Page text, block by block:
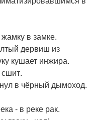
в замке.
дервиш из
кушает инжира.
в чёрный дымоход.
- в реке рак.